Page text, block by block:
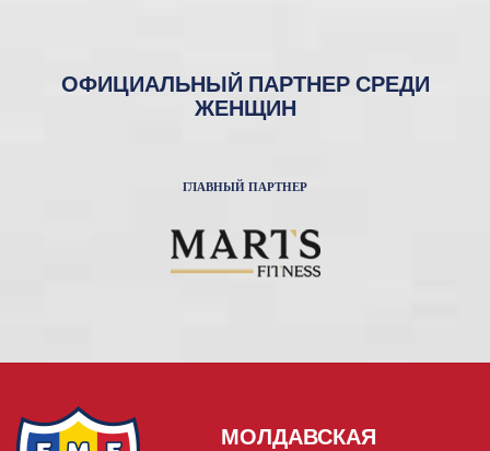
ОФИЦИАЛЬНЫЙ ПАРТНЕР СРЕДИ
ЖЕНЩИН
ГЛАВНЫЙ ПАРТНЕР
МОЛДАВСКАЯ